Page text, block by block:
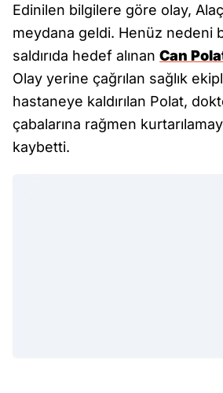
Edinilen bilgilere göre olay,
meydana geldi. Henüz nedeni
saldırıda hedef alınan Can
Olay yerine çağrılan sağlık
hastaneye kaldırılan Polat,
çabalarına rağmen
kaybetti.